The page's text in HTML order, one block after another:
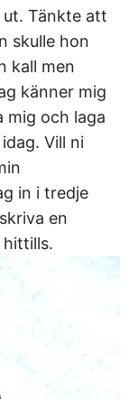
Tänkte att
skulle hon
kall men
känner mig
mig och laga
Vill ni
in i tredje
en